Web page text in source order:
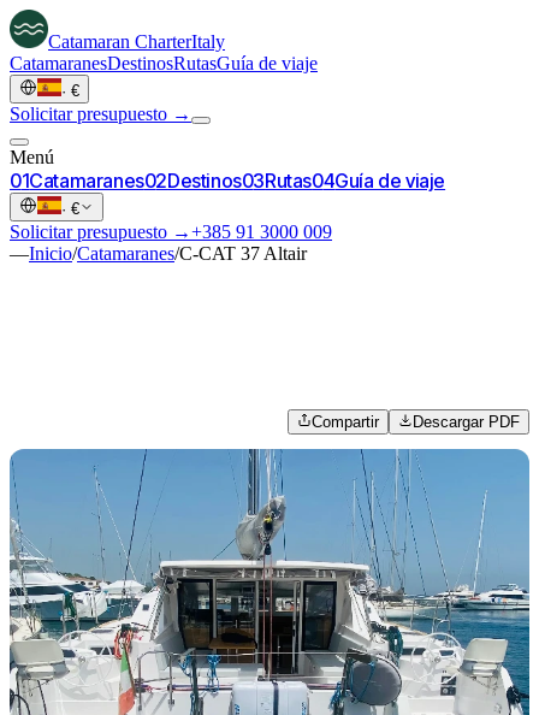
Catamaran CharterItaly
CatamaranesDestinosRutasGuía de viaje
· €
Solicitar presupuesto →
Menú
01Catamaranes02Destinos03Rutas04Guía de viaje
· €
Solicitar presupuesto →+385 91 3000 009
—Inicio/Catamaranes/C-CAT 37 Altair
Compartir Descargar PDF